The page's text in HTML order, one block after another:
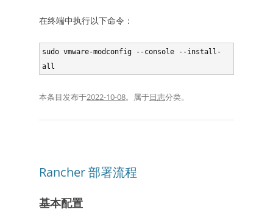
在终端中执行以下命令：
sudo vmware-modconfig --console --install-
all
本条目发布于2022-10-08。属于日志分类。
Rancher 部署流程
基本配置